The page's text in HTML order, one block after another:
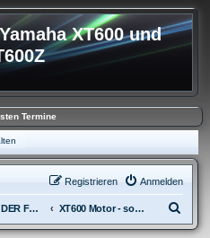
XT600 und
Termine
Anmelden
Registrieren
- ÜBERSICHT DER FOREN XT600 XT600 Motor - sonstiges
u